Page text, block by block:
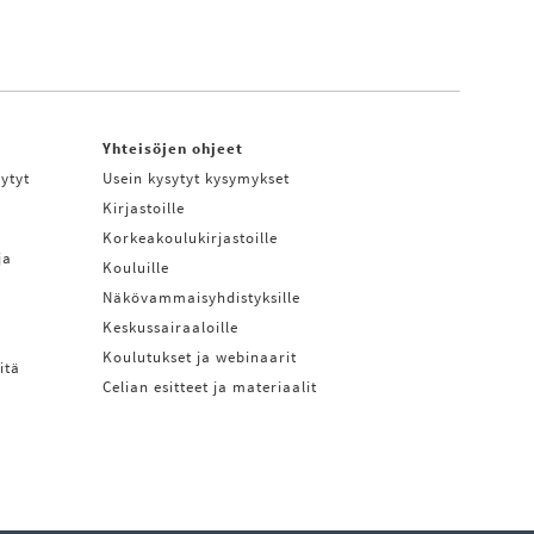
Yhteisöjen ohjeet
Usein kysytyt kysymykset
Kirjastoille
Korkeakoulukirjastoille
Kouluille
Näkövammaisyhdistyksille
Keskussairaaloille
Koulutukset ja webinaarit
Celian esitteet ja materiaalit